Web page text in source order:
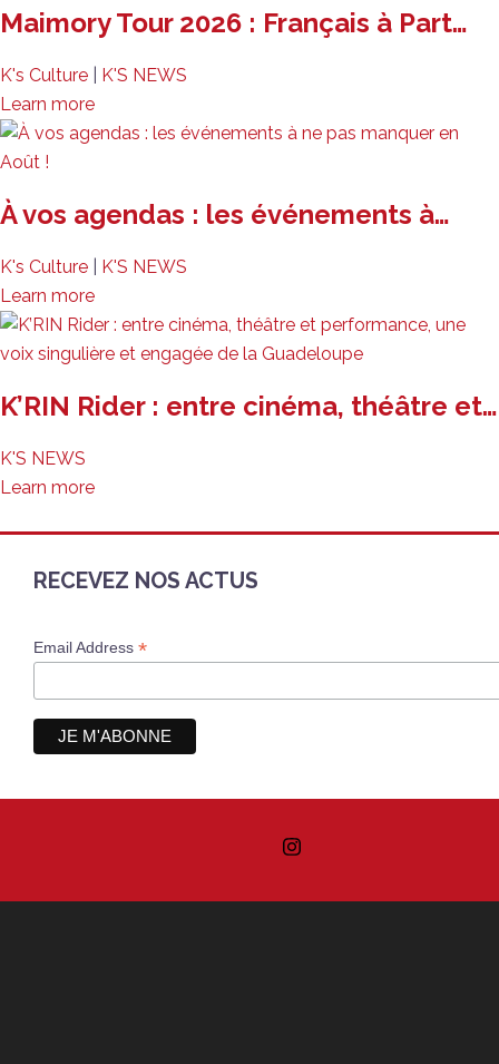
Maimory Tour 2026 : Français à Part…
K's Culture
K'S NEWS
Learn more
À vos agendas : les événements à…
K's Culture
K'S NEWS
Learn more
K’RIN Rider : entre cinéma, théâtre et…
K'S NEWS
Learn more
RECEVEZ NOS ACTUS
Email Address *